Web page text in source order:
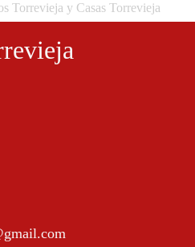
Torrevieja y Casas Torrevieja